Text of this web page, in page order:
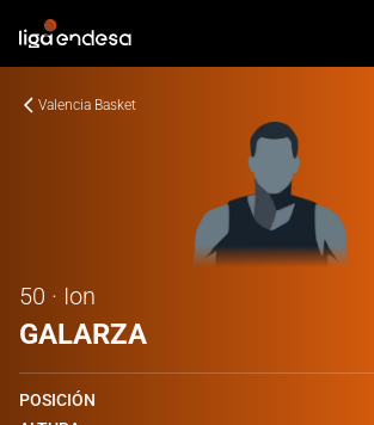
Valencia Basket
50 · Ion
GALARZA
POSICIÓN